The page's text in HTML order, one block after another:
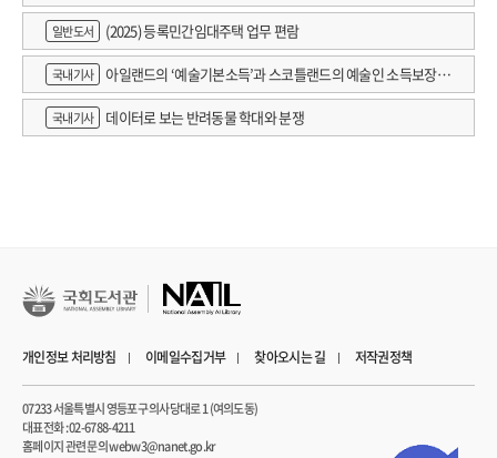
일반도서 (2025) 등록민간임대주택 업무 편람
국내기사
아일랜드의 ‘예술기본소득’과 스코틀랜드의 예술인 소득보장정
책 논의
국내기사 데이터로 보는 반려동물 학대와 분쟁
개인정보 처리방침 이메일수집거부 찾아오시는 길 저작권정책
07233 서울특별시 영등포구 의사당대로 1 (여의도동)
대표전화 : 02-6788-4211
홈페이지 관련 문의 webw3@nanet.go.kr